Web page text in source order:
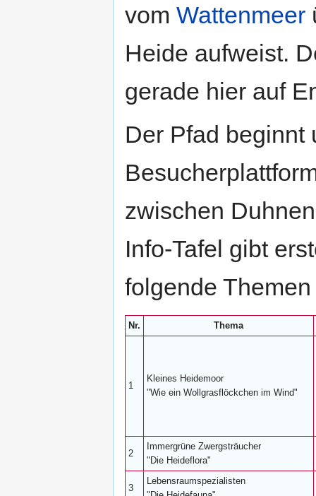
vom Wattenmeer
Heide aufweist.
gerade hier auf
Der Pfad beginnt
zwischen
Info-Tafel gibt
folgende
Nr. Thema
1
Kleines Heidemoor
"Wie ein Wollgrasflöckchen im Wind"
2
Immergrüne Zwergsträucher
"Die Heideflora"
3
Lebensraumspezialisten